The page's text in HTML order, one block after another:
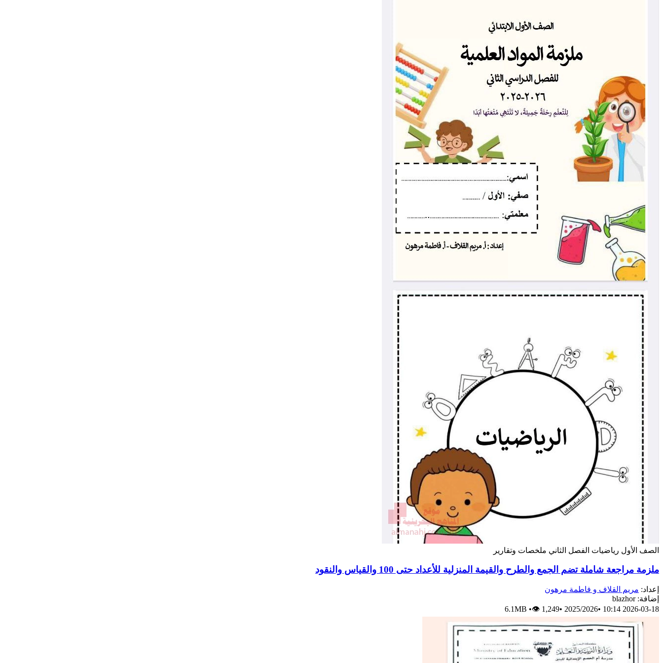
الصف الأول رياضيات الفصل الثاني ملخصات وتقارير
ملزمة مراجعة شاملة تضم الجمع والطرح والقيمة المنزلية للأعداد حتى 100 والقياس والنقود
إعداد: مريم القلاف و فاطمة مرهون
إضافة: blazhor
2026-03-18 10:14
•
2025/2026
•
6.1MB •👁 1,249